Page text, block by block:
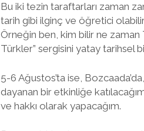
Bu iki tezin taraftarları zaman
tarih gibi ilginç ve öğretici olabilir.
Örneğin ben, kim bilir ne zaman
Türkler” sergisini yatay tarihsel
5-6 Ağustos’ta ise,
dayanan bir etkinliğe
ve hakkı olarak yapacağım.